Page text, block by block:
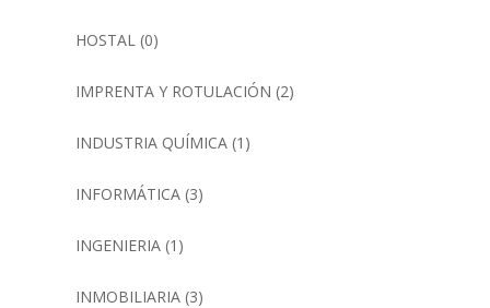
HOSTAL (0)
IMPRENTA Y ROTULACIÓN (2)
INDUSTRIA QUÍMICA(1)
INFORMÁTICA(3)
INGENIERIA(1)
INMOBILIARIA(3)